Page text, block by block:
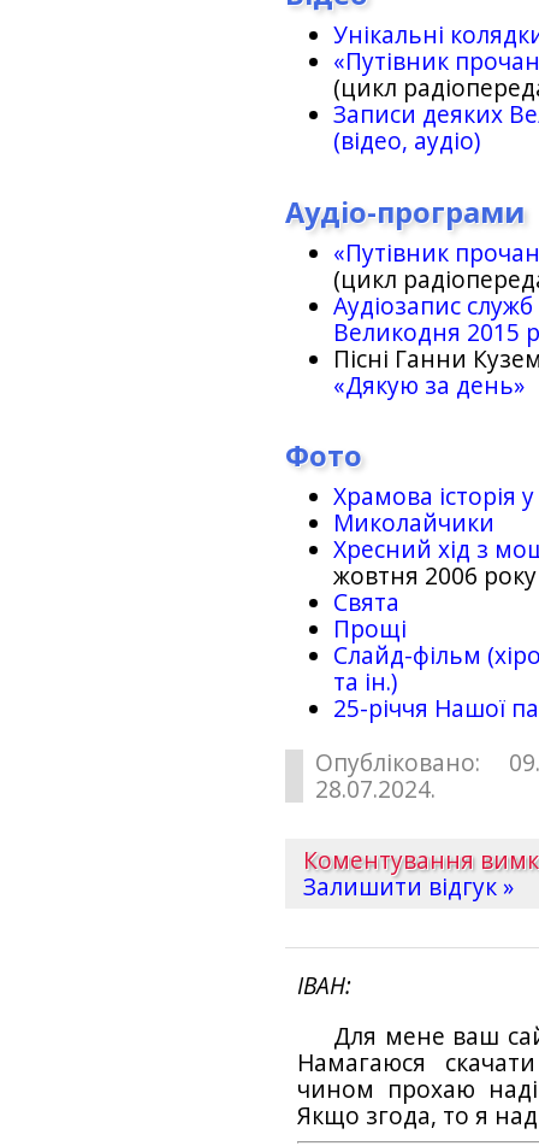
Унікальні
«Путівник
(цикл
Записи деяких
(відео, аудіо)
Аудіо-програми
«Путівник
(цикл
Аудіозапис
Великодня 2015
Пісні Ганни
«Дякую за день»
Фото
Храмова історія
Миколайчики
Хресний хід з
жовтня 2006 року
Свята
Прощі
Слайд-фільм
та ін.)
25-рiччя Нашої
Опубліковано:
28.07.2024.
Коментування
Залишити відгук »
ІВАН
Для мене ваш
Намагаюся
чином прохаю
Якщо згода, то я